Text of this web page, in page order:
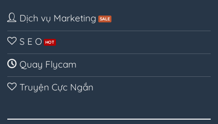
Dịch vụ Marketing
S E O
Quay Flycam
Truyện Cực Ngắn